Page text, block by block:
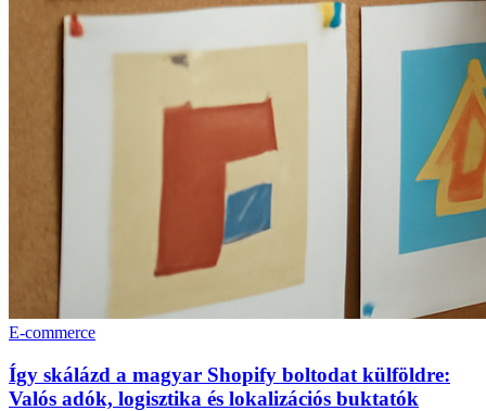
E-commerce
Így skálázd a magyar Shopify boltodat külföldre:
Valós adók, logisztika és lokalizációs buktatók